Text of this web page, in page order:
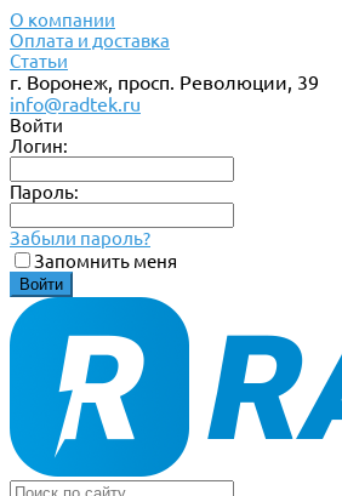
О компании
Оплата и доставка
Статьи
г. Воронеж, просп. Революции, 39
info@radtek.ru
Войти
Логин:
Пароль:
Забыли пароль?
Запомнить меня